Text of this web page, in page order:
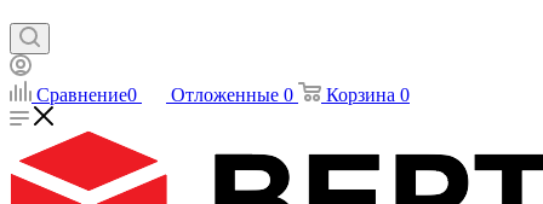
Сравнение0 Отложенные 0 Корзина 0